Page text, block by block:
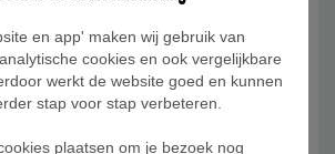
en app' maken wij gebruik van
cookies en ook vergelijkbare
werkt de website goed en kunnen
stap voor stap verbeteren.
plaatsen om je bezoek nog